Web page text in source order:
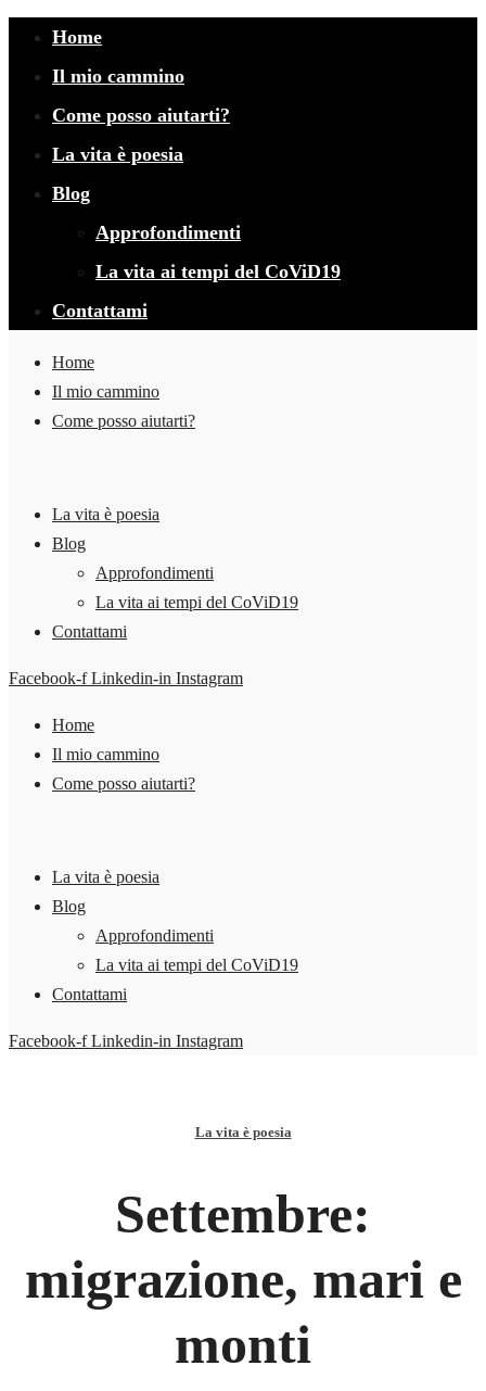
Home
Il mio cammino
Come posso aiutarti?
La vita è poesia
Blog
Approfondimenti
La vita ai tempi del CoViD19
Contattami
Home
Il mio cammino
Come posso aiutarti?
La vita è poesia
Blog
Approfondimenti
La vita ai tempi del CoViD19
Contattami
Facebook-f Linkedin-in Instagram
Home
Il mio cammino
Come posso aiutarti?
La vita è poesia
Blog
Approfondimenti
La vita ai tempi del CoViD19
Contattami
Facebook-f Linkedin-in Instagram
La vita è poesia
Settembre:
migrazione, mari e
monti